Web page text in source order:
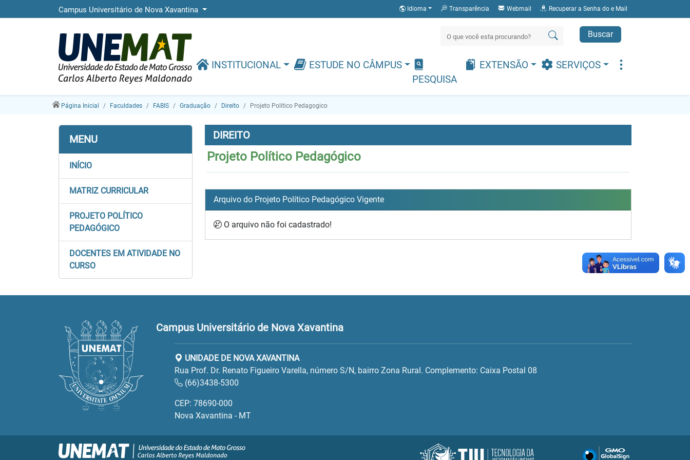
Campus Universitário de Nova Xavantina Idioma Transparência Webmail Recuperar a Senha do e Mail
Buscar
INSTITUCIONAL
ESTUDE NO CÂMPUS
PESQUISA
EXTENSÃO SERVIÇOS
Página Inicial Faculdades FABIS Graduação Direito Projeto Politico Pedagogico
MENU
INÍCIO
MATRIZ CURRICULAR
PROJETO POLÍTICO
PEDAGÓGICO
DOCENTES EM ATIVIDADE NO
CURSO
DIREITO
Projeto Político Pedagógico
Arquivo do Projeto Político Pedagógico Vigente
O arquivo não foi cadastrado!
Campus Universitário de Nova Xavantina
UNIDADE DE NOVA XAVANTINA
Rua Prof. Dr. Renato Figueiro Varella, número S/N, bairro Zona Rural. Complemento: Caixa Postal 08
(66)3438-5300
CEP: 78690-000
Nova Xavantina - MT